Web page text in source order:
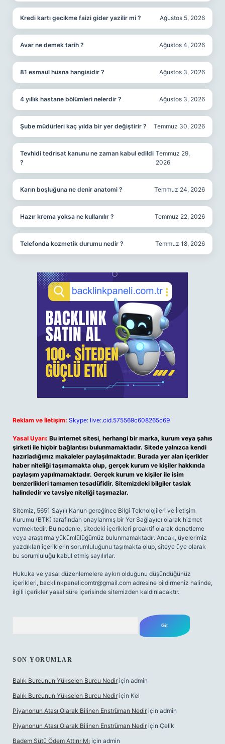
Kredi kartı gecikme faizi gider yazilir mi ? Ağustos 5, 2026
Avar ne demek tarih ? Ağustos 4, 2026
81 esmaül hüsna hangisidir ? Ağustos 3, 2026
4 yıllık hastane bölümleri nelerdir ? Ağustos 3, 2026
Şube müdürleri kaç yılda bir yer değiştirir ? Temmuz 30, 2026
Tevhidi tedrisat kanunu ne zaman kabul edildi
?
Temmuz 29,
2026
Karın boşluğuna ne denir anatomi ? Temmuz 24, 2026
Hazır krema yoksa ne kullanılır ? Temmuz 22, 2026
Telefonda kozmetik durumu nedir ? Temmuz 18, 2026
Reklam ve İletişim: Skype: live:.cid.575569c608265c69
Yasal Uyarı: Bu internet sitesi, herhangi bir marka, kurum veya şahıs
şirketi ile hiçbir bağlantısı bulunmamaktadır. Sitede yalnızca kendi
hazırladığımız makaleler paylaşılmaktadır. Burada yer alan içerikler
haber niteliği taşımamakta olup, gerçek kurum ve kişiler hakkında
paylaşım yapılmamaktadır. Gerçek kurum ve kişiler ile isim
benzerlikleri tamamen tesadüfidir. Sitemizdeki bilgiler taslak
halindedir ve tavsiye niteliği taşımazlar.
Sitemiz, 5651 Sayılı Kanun gereğince Bilgi Teknolojileri ve İletişim
Kurumu (BTK) tarafından onaylanmış bir Yer Sağlayıcı olarak hizmet
vermektedir. Bu nedenle, sitedeki içerikleri proaktif olarak denetleme
veya araştırma yükümlülüğümüz bulunmamaktadır. Ancak, üyelerimiz
yazdıkları içeriklerin sorumluluğunu taşımakta olup, siteye üye olarak
bu sorumluluğu kabul etmiş sayılırlar.
Hukuka ve yasal düzenlemelere aykırı olduğunu düşündüğünüz
içerikleri, backlinkpanelicomtr@gmail.com adresine bildirmeniz halinde,
ilgili içerikler yasal süre içerisinde sitemizden kaldırılacaktır.
SON YORUMLAR
Balık Burcunun Yükselen Burcu Nedir için admin
Balık Burcunun Yükselen Burcu Nedir için Kel
Piyanonun Atası Olarak Bilinen Enstrüman Nedir için admin
Piyanonun Atası Olarak Bilinen Enstrüman Nedir için Çelik
Badem Sütü Ödem Attırır Mı için admin